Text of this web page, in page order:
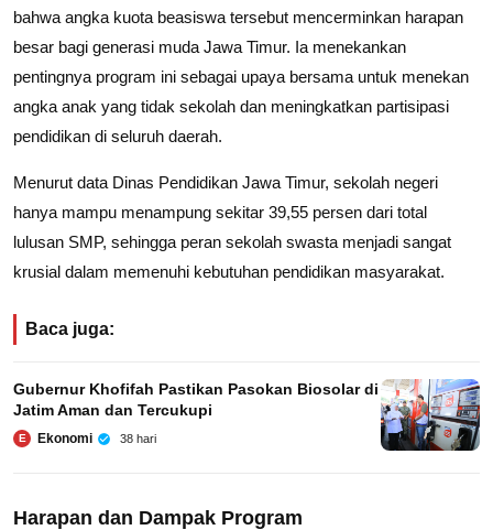
bahwa angka kuota beasiswa tersebut mencerminkan harapan
besar bagi generasi muda Jawa Timur. Ia menekankan
pentingnya program ini sebagai upaya bersama untuk menekan
angka anak yang tidak sekolah dan meningkatkan partisipasi
pendidikan di seluruh daerah.
Menurut data Dinas Pendidikan Jawa Timur, sekolah negeri
hanya mampu menampung sekitar 39,55 persen dari total
lulusan SMP, sehingga peran sekolah swasta menjadi sangat
krusial dalam memenuhi kebutuhan pendidikan masyarakat.
Baca juga:
Gubernur Khofifah Pastikan Pasokan Biosolar di
Jatim Aman dan Tercukupi
E Ekonomi 38 hari
Harapan dan Dampak Program